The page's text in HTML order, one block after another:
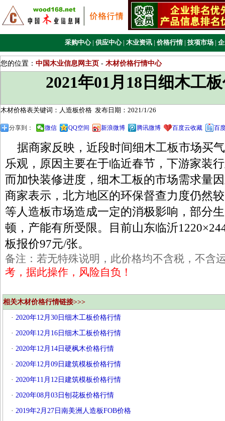
采购中心 | 供应中心 | 木业资讯 | 价格行情 | 技项市场 |
您的位置： 中国木业信息网主页 - 木材价格行情中心
2021年01月18日细木工
木材价格表关键词：人造板价格 发布日期：2021/1/26
分享到： 微信 QQ空间 新浪微博 腾讯微博 百度云收藏 百
据商家反映，近段时间细木工板市场买
乐观，原因主要在于临近春节，下游家装
而加快装修进度，细木工板的市场需求量
商家表示，北方地区的环保督查力度仍然
等人造板市场造成一定的消极影响，部分
顿，产能有所受限。目前山东临沂
板报价97元/张。
备注：若无特殊说明，此价格均不含税，不含
考，据此操作，风险自负！
相关木材价格行情链接>>>
· 2020年12月30日细木工板价格行情
· 2020年12月16日细木工板价格行情
· 2020年12月14日硬枫木价格行情
· 2020年12月09日建筑模板价格行情
· 2020年11月12日建筑模板价格行情
· 2020年08月03日刨花板价格行情
· 2019年2月27日南美洲人造板FOB价格